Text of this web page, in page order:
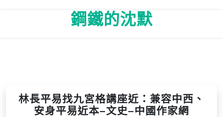
鋼鐵的沈默
林長平易找九宮格講座近：兼容中西、
安身平易近本–文史–中國作家網